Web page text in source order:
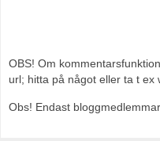
OBS! Om
url; hitta på något eller ta t ex
Obs! Endast